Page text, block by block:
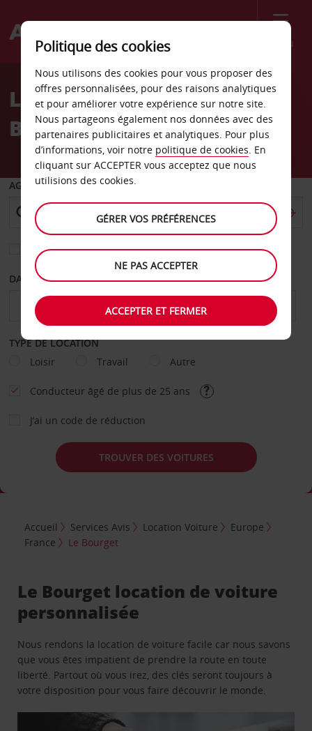
Menu
Welcome
AvisLocation de voiture Le
Bourget
AGENCE DE DÉPART
Sélectionnez une autre agence de retour
DATE DE DÉPART DATE DE RETOUR
TYPE DE LOCATION
Loisir
Travail Autre
Conducteur âgé de plus de 25 ans
J’ai un code de réduction
TROUVER DES VOITURES
Accueil Services Avis Location Voiture
Europe
France
Le Bourget
Le Bourget location de voiture
personnalisée
Nous rendons la location de voiture facile car nous savons
que vous êtes impatient de prendre la route en toute
liberté. Partout où vous irez, des clés seront toujours à
votre disposition pour vous faire découvrir le monde.
Politique des cookies
Nous utilisons des cookies pour vous proposer des
offres personnalisées, pour des raisons analytiques
et pour améliorer votre expérience sur notre site.
Nous partageons également nos données avec des
partenaires publicitaires et analytiques. Pour plus
d’informations, voir notre politique de cookies. En
cliquant sur ACCEPTER vous acceptez que nous
utilisions des cookies.
GÉRER VOS PRÉFÉRENCES
NE PAS ACCEPTER
ACCEPTER ET FERMER